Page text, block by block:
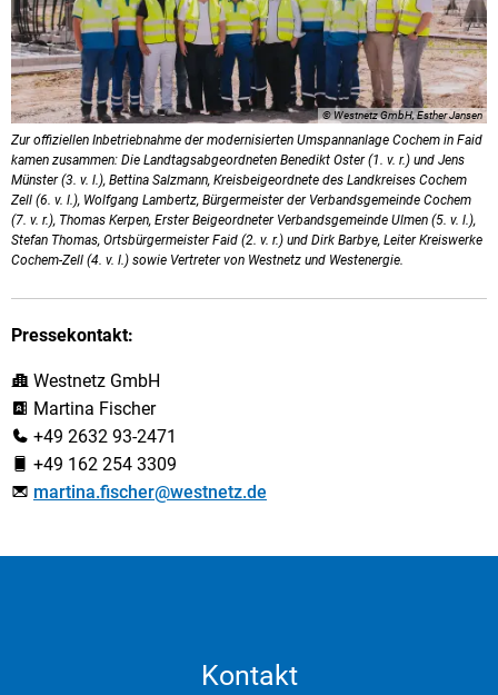
© Westnetz GmbH, Esther Jansen
Zur offiziellen Inbetriebnahme der modernisierten Umspannanlage Cochem in Faid
kamen zusammen: Die Landtagsabgeordneten Benedikt Oster (1. v. r.) und Jens
Münster (3. v. l.), Bettina Salzmann, Kreisbeigeordnete des Landkreises Cochem
Zell (6. v. l.), Wolfgang Lambertz, Bürgermeister der Verbandsgemeinde Cochem
(7. v. r.), Thomas Kerpen, Erster Beigeordneter Verbandsgemeinde Ulmen (5. v. l.),
Stefan Thomas, Ortsbürgermeister Faid (2. v. r.) und Dirk Barbye, Leiter Kreiswerke
Cochem-Zell (4. v. l.) sowie Vertreter von Westnetz und Westenergie.
Pressekontakt:
Westnetz GmbH
Martina Fischer
+49 2632 93-2471
+49 162 254 3309
martina.fischer@westnetz.de
Kontakt